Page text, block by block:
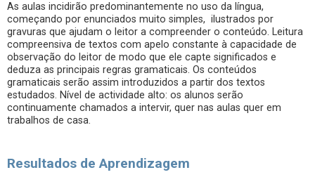
As aulas incidirão predominantemente no uso da língua,
começando por enunciados muito simples, ilustrados por
gravuras que ajudam o leitor a compreender o conteúdo. Leitura
compreensiva de textos com apelo constante à capacidade de
observação do leitor de modo que ele capte significados e
deduza as principais regras gramaticais. Os conteúdos
gramaticais serão assim introduzidos a partir dos textos
estudados. Nível de actividade alto: os alunos serão
continuamente chamados a intervir, quer nas aulas quer em
trabalhos de casa.
Resultados de Aprendizagem